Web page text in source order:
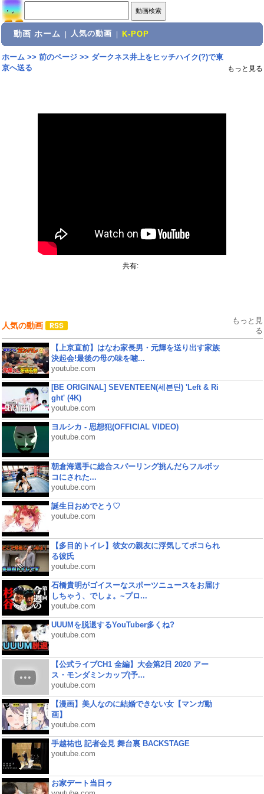
動画 ホーム 人気の動画 K-POP
ホーム>> 前のページ>> ダークネス井上をヒッチハイク(?)で東
京へ送る
もっと見る
共有:
人気の動画
もっと見
る
【上京直前】はなわ家長男・元輝を送り出す家族
決起会!最後の母の味を噛...
youtube.com
[BE ORIGINAL] SEVENTEEN(세븐틴) 'Left & Ri
ght' (4K)
youtube.com
ヨルシカ - 思想犯(OFFICIAL VIDEO)
youtube.com
朝倉海選手に総合スパーリング挑んだらフルボッ
コにされた...
youtube.com
誕生日おめでとう♡
youtube.com
【多目的トイレ】彼女の親友に浮気してボコられ
る彼氏
youtube.com
石橋貴明がゴイスーなスポーツニュースをお届け
しちゃう、でしょ。~プロ...
youtube.com
UUUMを脱退するYouTuber多くね?
youtube.com
【公式ライブCH1 全編】大会第2日 2020 アー
ス・モンダミンカップ(予...
youtube.com
【漫画】美人なのに結婚できない女【マンガ動
画】
youtube.com
手越祐也 記者会見 舞台裏 BACKSTAGE
youtube.com
お家デート当日ゥ